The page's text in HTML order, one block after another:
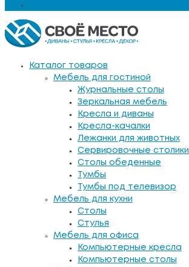
Каталог товаров
Мебель для гостиной
Журнальные столы
Зеркальная мебель
Кресла и диваны
Кресла-качалки
Лежанки для животных
Сервировочные столики
Столы обеденные
Тумбы
Тумбы под телевизор
Мебель для кухни
Столы
Стулья
Мебель для офиса
Компьютерные кресла
Компьютерные столы